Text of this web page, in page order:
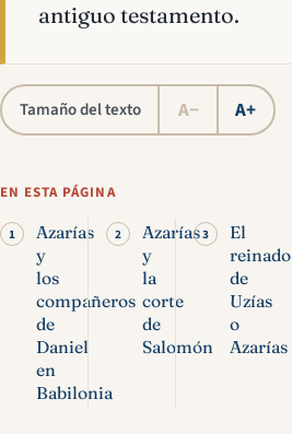
antiguo testamento.
Tamaño del texto A− A+
EN ESTA PÁGINA
Azarías
y
los
compañeros
de
Daniel
en
Babilonia
Azarías
y
la
corte
de
Salomón
El
reinado
de
Uzías
o
Azarías